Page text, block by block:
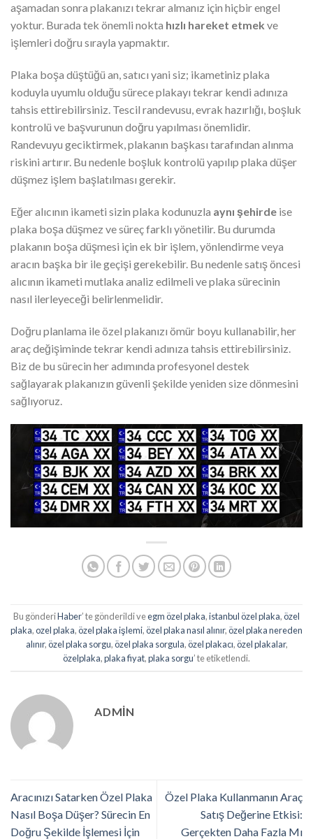
aşamadan sonra plakanızı tekrar almanız için hiçbir engel
yoktur. Burada tek önemli nokta hızlı hareket etmek ve
işlemleri doğru sırayla yapmaktır.
Plaka boşa düştüğü an, satıcı yani siz; ikametiniz plaka
koduyla uyumlu olduğu sürece plakayı tekrar kendi adınıza
tahsis ettirebilirsiniz. Tescil randevusu, evrak hazırlığı, boşluk
kontrolü ve başvurunun doğru yapılması önemlidir.
Randevuyu geciktirmek, plakanın başkası tarafından alınma
riskini artırır. Bu nedenle boşluk kontrolü yapılıp plaka düşer
düşmez işlem başlatılması gerekir.
Eğer alıcının ikameti sizin plaka kodunuzla aynı şehirde ise
plaka boşa düşmez ve süreç farklı yönetilir. Bu durumda
plakanın boşa düşmesi için ek bir işlem, yönlendirme veya
aracın başka bir ile geçişi gerekebilir. Bu nedenle satış öncesi
alıcının ikameti mutlaka analiz edilmeli ve plaka sürecinin
nasıl ilerleyeceği belirlenmelidir.
Doğru planlama ile özel plakanızı ömür boyu kullanabilir, her
araç değişiminde tekrar kendi adınıza tahsis ettirebilirsiniz.
Biz de bu sürecin her adımında profesyonel destek
sağlayarak plakanızın güvenli şekilde yeniden size dönmesini
sağlıyoruz.
Bu gönderiHaber’ te gönderildi veegm özel plaka,istanbul özel plaka,özel
plaka,ozel plaka,özel plaka işlemi,özel plaka nasıl alınır,özel plaka nereden
alınır,özel plaka sorgu,özel plaka sorgula,özel plakacı,özel plakalar,
özelplaka,plaka fiyat,plaka sorgu’ te etiketlendi.
ADMIN
Aracınızı Satarken Özel Plaka
Nasıl Boşa Düşer? Sürecin En
Doğru Şekilde İşlemesi İçin
Özel Plaka Kullanmanın Araç
Satış Değerine Etkisi:
Gerçekten Daha Fazla Mı